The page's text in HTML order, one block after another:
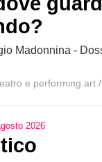
Madonnina -
e performing art /
2026